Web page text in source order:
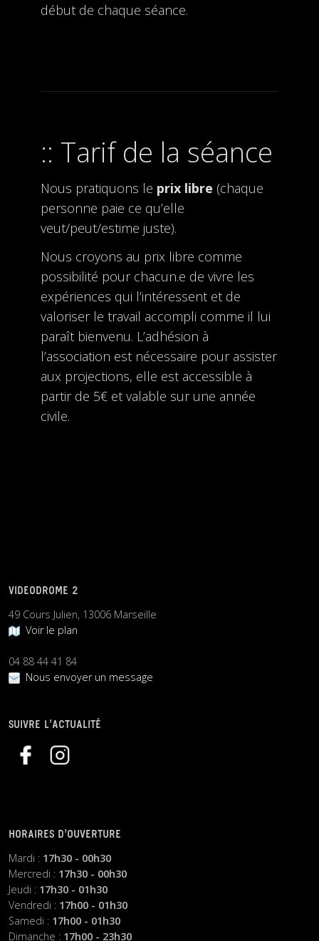
début de chaque séance.
Tarif de la séance
Nous pratiquons le prix libre (chaque
personne paie ce qu’elle
veut/peut/estime juste).
Nous croyons au prix libre comme
possibilité pour chacun.e de vivre les
expériences qui l’intéressent et de
valoriser le travail accompli comme il lui
paraît bienvenu. L’adhésion à
l’association est nécessaire pour assister
aux projections, elle est accessible à
partir de 5€ et valable sur une année
civile.
VIDEODROME 2
49 Cours Julien, 13006 Marseille
Voir le plan
04 88 44 41 84
Nous envoyer un message
SUIVRE L’ACTUALITÉ
HORAIRES D’OUVERTURE
Mardi : 17h30 - 00h30
Mercredi : 17h30 - 00h30
Jeudi : 17h30 - 01h30
Vendredi : 17h00 - 01h30
Samedi : 17h00 - 01h30
Dimanche : 17h00 - 23h30